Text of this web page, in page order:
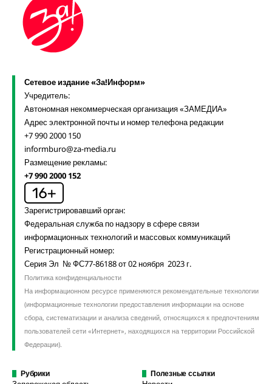
Сетевое издание «За!Информ»
Учредитель:
Автономная некоммерческая организация «ЗАМЕДИА»
Адрес электронной почты и номер телефона редакции
+7 990 2000 150
informburo@za-media.ru
Размещение рекламы:
+7 990 2000 152
Зарегистрировавший орган:
Федеральная служба по надзору в сфере связи
информационных технологий и массовых коммуникаций
Регистрационный номер:
Серия Эл № ФС77-86188 от 02 ноября 2023 г.
Политика конфиденциальности
На информационном ресурсе применяются рекомендательные технологии
(информационные технологии предоставления информации на основе
сбора, систематизации и анализа сведений, относящихся к предпочтениям
пользователей сети «Интернет», находящихся на территории Российской
Федерации).
Рубрики Полезные ссылки